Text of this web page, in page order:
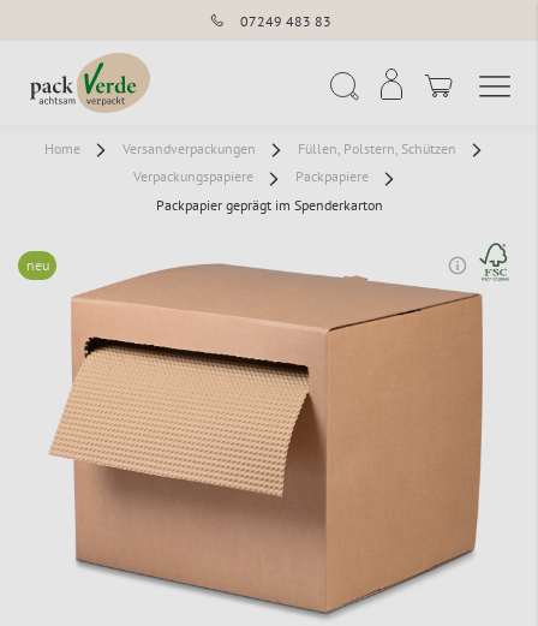
07249 483 83
Home Versandverpackungen
Füllen, Polstern, Schützen
Verpackungspapiere
Packpapiere
Packpapier geprägt im Spenderkarton
neu